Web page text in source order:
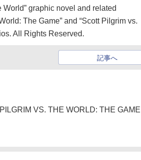
graphic novel and related
The Game” and “Scott Pilgrim vs.
All Rights Reserved.
記事へ
VS. THE WORLD: THE GAME